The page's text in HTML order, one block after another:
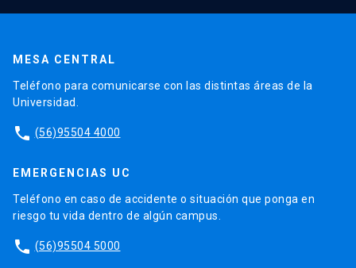
MESA CENTRAL
Teléfono para comunicarse con las distintas áreas de la
Universidad.
phone (56)95504 4000
EMERGENCIAS UC
Teléfono en caso de accidente o situación que ponga en
riesgo tu vida dentro de algún campus.
phone (56)95504 5000